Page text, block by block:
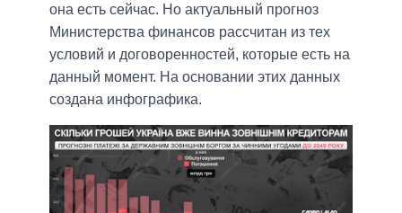
она есть сейчас. Но актуальный прогноз
Министерства финансов рассчитан из тех
условий и договоренностей, которые есть на
данный момент. На основании этих данных
создана инфографика.